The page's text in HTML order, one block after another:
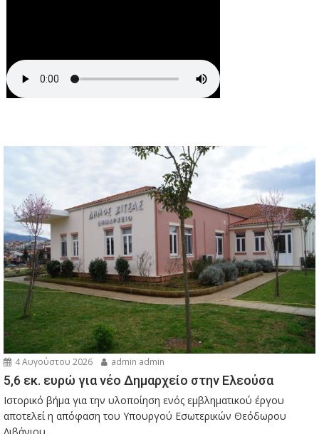
4 Αυγούστου 2026 admin admin
5,6 εκ. ευρώ για νέο Δημαρχείο στην Ελεούσα
Ιστορικό βήμα για την υλοποίηση ενός εμβληματικού έργου
αποτελεί η απόφαση του Υπουργού Εσωτερικών Θεόδωρου